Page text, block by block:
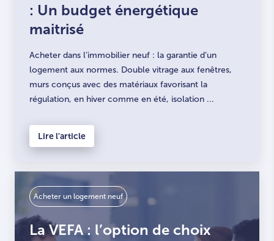
: Un budget énergétique
maitrisé
Acheter dans l’immobilier neuf : la garantie d’un
logement aux normes. Double vitrage aux fenêtres,
murs conçus avec des matériaux favorisant la
régulation, en hiver comme en été, isolation ...
Lire l'article
Acheter un logement neuf
La VEFA : l’option de choix